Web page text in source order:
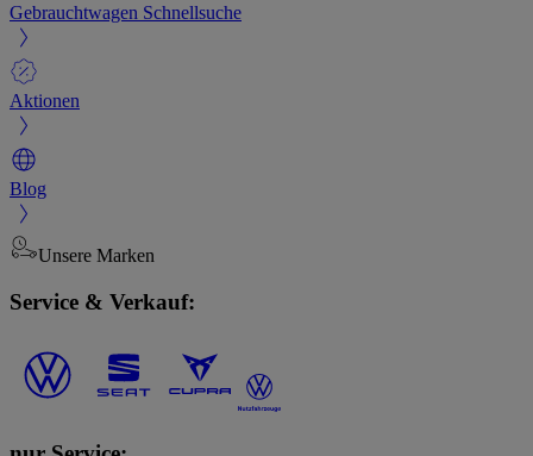
Gebrauchtwagen Schnellsuche
Aktionen
Blog
Unsere Marken
Service & Verkauf: